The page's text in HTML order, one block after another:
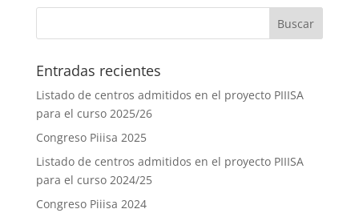
Entradas recientes
Listado de centros admitidos en el proyecto PIIISA
para el curso 2025/26
Congreso Piiisa 2025
Listado de centros admitidos en el proyecto PIIISA
para el curso 2024/25
Congreso Piiisa 2024